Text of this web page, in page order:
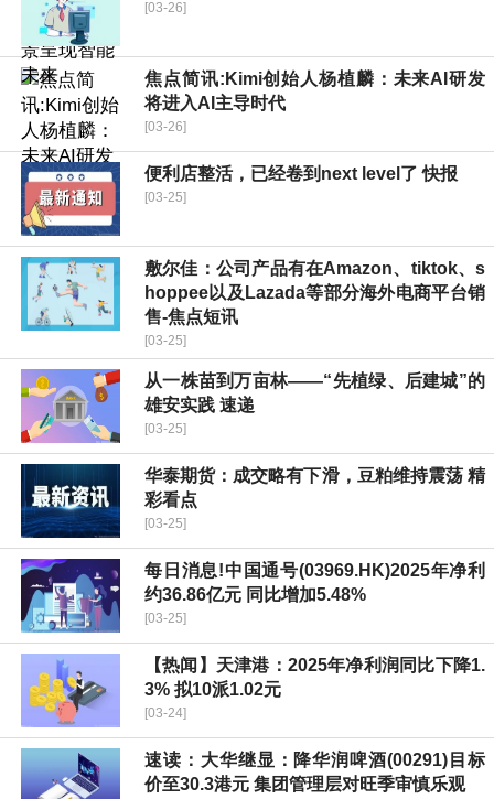
[03-26]
焦点简讯:Kimi创始人杨植麟：未来AI研发
将进入AI主导时代
[03-26]
便利店整活，已经卷到next level了 快报
[03-25]
敷尔佳：公司产品有在Amazon、tiktok、s
hoppee以及Lazada等部分海外电商平台销
售-焦点短讯
[03-25]
从一株苗到万亩林——“先植绿、后建城”的
雄安实践 速递
[03-25]
华泰期货：成交略有下滑，豆粕维持震荡 精
彩看点
[03-25]
每日消息!中国通号(03969.HK)2025年净利
约36.86亿元 同比增加5.48%
[03-25]
【热闻】天津港：2025年净利润同比下降1.
3% 拟10派1.02元
[03-24]
速读：大华继显：降华润啤酒(00291)目标
价至30.3港元 集团管理层对旺季审慎乐观